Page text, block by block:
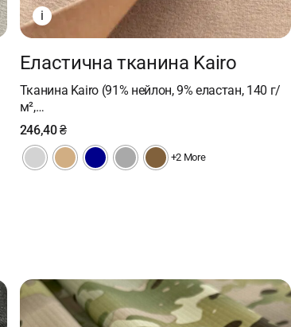
i
Еластична тканина Kairo
Тканина Kairo (91% нейлон, 9% еластан, 140 г/
м²,…
246,40₴
+2 More